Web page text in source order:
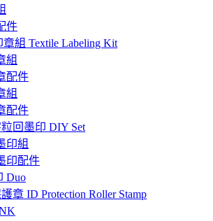
件
組 Textile Labeling Kit
組
配件
組
配件
回墨印 DIY Set
印組
印配件
Duo
章 ID Protection Roller Stamp